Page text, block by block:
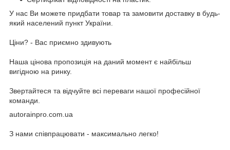
У наc Ви можете придбати товар та замовити доставку в будь-
який населений пункт України.
Ціни? - Вас приємно здивують
Наша цінова пропозиція на даний момент є найбільш
вигідною на ринку.
Звертайтеся та відчуйте всі переваги нашої професійної
команди.
autorainpro.com.ua
З нами співпрацювати - максимально легко!